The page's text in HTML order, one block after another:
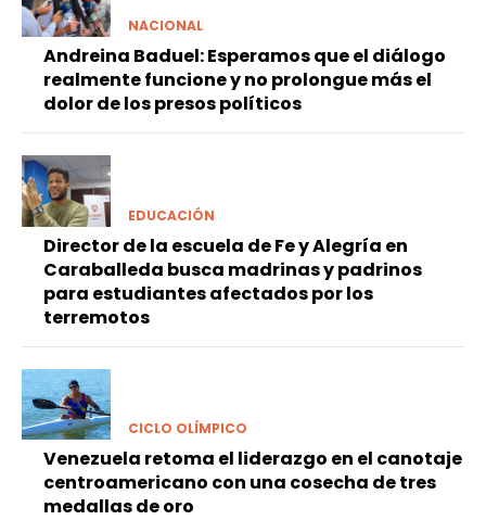
NACIONAL
Andreina Baduel: Esperamos que el diálogo
realmente funcione y no prolongue más el
dolor de los presos políticos
EDUCACIÓN
Director de la escuela de Fe y Alegría en
Caraballeda busca madrinas y padrinos
para estudiantes afectados por los
terremotos
CICLO OLÍMPICO
Venezuela retoma el liderazgo en el canotaje
centroamericano con una cosecha de tres
medallas de oro